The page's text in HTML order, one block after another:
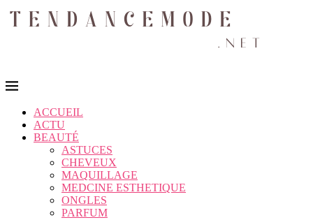
ACCUEIL
ACTU
BEAUTÉ
ASTUCES
CHEVEUX
MAQUILLAGE
MEDCINE ESTHETIQUE
ONGLES
PARFUM